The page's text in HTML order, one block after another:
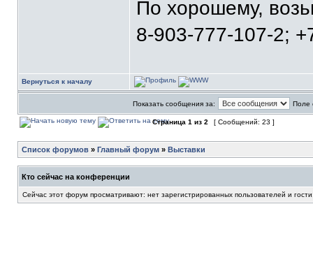
По хорошему,
8-903-777-107-2;
Вернуться к началу
Показать сообщения за: Поле
Страница 1 из 2 [ Сообщений: 23 ]
Список форумов » Главный форум » Выставки
Кто сейчас на конференции
Сейчас этот форум просматривают: нет зарегистрированных пользователей и